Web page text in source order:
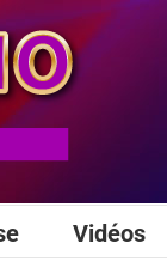
Vidéos